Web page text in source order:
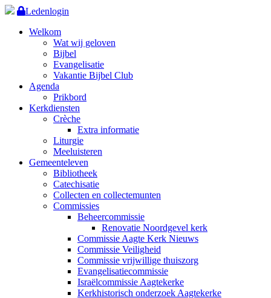
Ledenlogin
Welkom
Wat wij geloven
Bijbel
Evangelisatie
Vakantie Bijbel Club
Agenda
Prikbord
Kerkdiensten
Crèche
Extra informatie
Liturgie
Meeluisteren
Gemeenteleven
Bibliotheek
Catechisatie
Collecten en collectemunten
Commissies
Beheercommissie
Renovatie Noordgevel kerk
Commissie Aagte Kerk Nieuws
Commissie Veiligheid
Commissie vrijwillige thuiszorg
Evangelisatiecommissie
Israëlcommissie Aagtekerke
Kerkhistorisch onderzoek Aagtekerke